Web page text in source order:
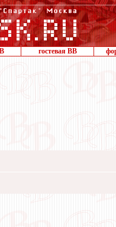
гостевая ВВ